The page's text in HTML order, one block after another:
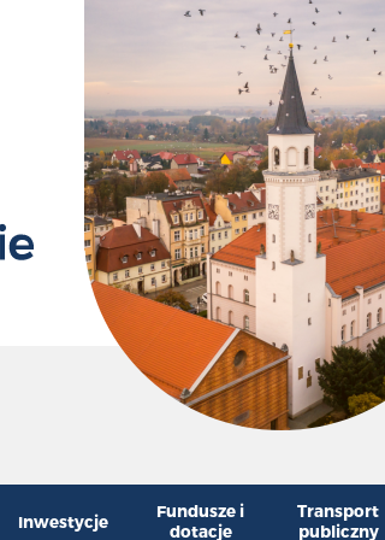
Inwestycje
Fundusze i
dotacje
Transport
publiczny